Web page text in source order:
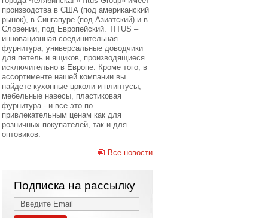
производства в США (под американский
рынок), в Сингапуре (под Азиатский) и в
Словении, под Европейский. TITUS –
инновационная соединительная
фурнитура, универсальные доводчики
для петель и ящиков, производящиеся
исключительно в Европе. Кроме того, в
ассортименте нашей компании вы
найдете кухонные цоколи и плинтусы,
мебельные навесы, пластиковая
фурнитура - и все это по
привлекательным ценам как для
розничных покупателей, так и для
оптовиков.
Все новости
Подписка на рассылку